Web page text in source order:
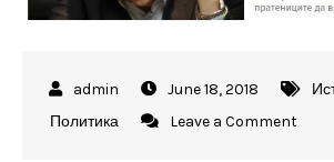
June 18, 2018
Политика
Leave a Comment